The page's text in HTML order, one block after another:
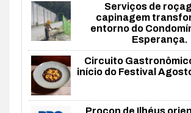
Serviços de
capinagem
entorno do
Esperança.
Circuito
início do Festival
Procon de Ilhéus